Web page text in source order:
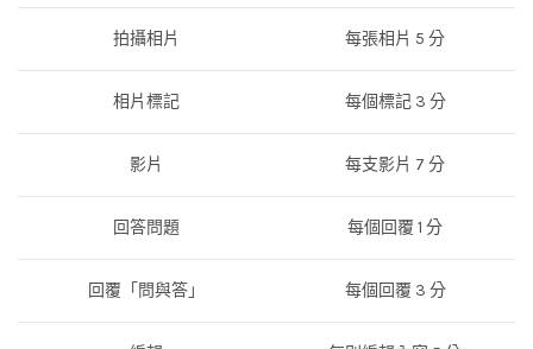
拍攝相片 每張相片 5 分
相片標記 每個標記 3 分
影片 每支影片 7 分
回答問題 每個回覆 1 分
回覆「問與答」 每個回覆 3 分